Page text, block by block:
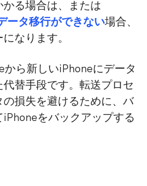
る場合は、または
ータ移行ができない場合、
なります。
から新しいiPhoneにデータ
替手段です。転送プロセ
損失を避けるために、バ
をバックアップする